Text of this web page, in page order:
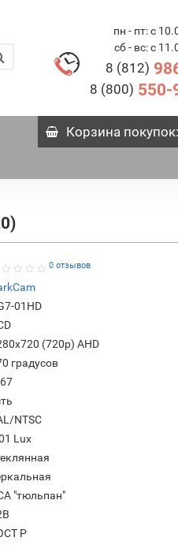
пн - пт: с
сб - вс: с
8 (812)
8 (800) 550-
Корзинапокупок
0 отзывов
01HD
(720p) AHD
градусов
NTSC
Lux
"тюльпан"
Р